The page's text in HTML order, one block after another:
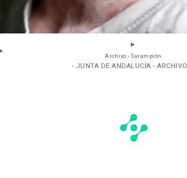
Archivo - Sarampión.
- JUNTA DE ANDALUCÍA - ARCHIVO